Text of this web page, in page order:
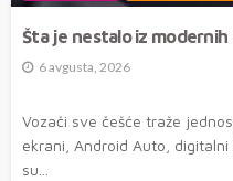
Šta je nestalo iz modernih
6 avgusta, 2026
Vozači sve češće traže
ekrani, Android Auto,
su...